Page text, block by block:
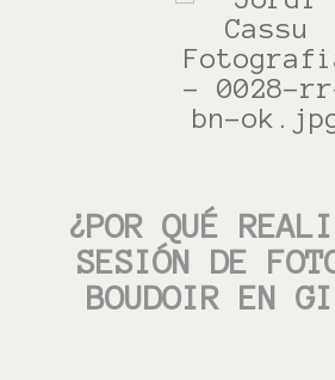
¿POR QUÉ
SESIÓN DE
BOUDOIR EN